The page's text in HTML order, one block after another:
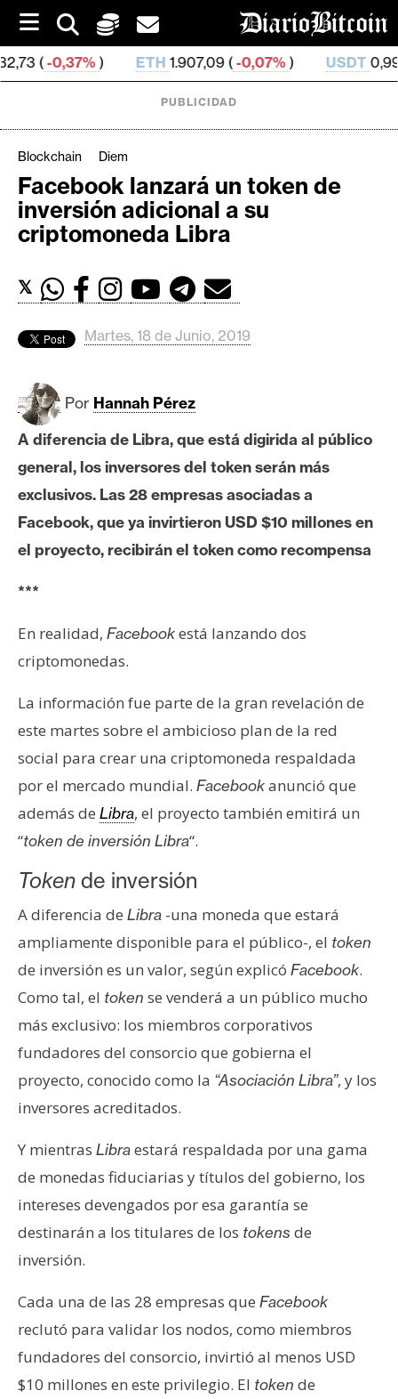
i
p
t
o
ETH1.907,09 ( -0,07%) USDT0,999 182 ( 0,0%)
C
r
i
M
c
d
o
s
B
o
i
t
h
e
r
u
I
A
A
n
l
s
i
s
N
t
a
s
d
PUBLICIDAD
Blockchain Diem
Facebook lanzará un token de
inversión adicional a su
criptomoneda Libra
𝕏
Martes, 18 de Junio, 2019
Por Hannah Pérez
A diferencia de Libra, que está digirida al público
general, los inversores del token serán más
exclusivos. Las 28 empresas asociadas a
Facebook, que ya invirtieron USD $10 millones en
el proyecto, recibirán el token como recompensa
***
En realidad, Facebookestá lanzando dos
criptomonedas.
La información fue parte de la gran revelación de
este martes sobre el ambicioso plan de la red
social para crear una criptomoneda respaldada
por el mercado mundial. Facebookanunció que
además de Libra, el proyecto también emitirá un
“token de inversión Libra“.
Token de inversión
A diferencia de Libra -una moneda que estará
ampliamente disponible para el público-, el token
de inversión es un valor, según explicó Facebook.
Como tal, el token se venderá a un público mucho
más exclusivo: los miembros corporativos
fundadores del consorcio que gobierna el
proyecto, conocido como la “Asociación Libra”, y los
inversores acreditados.
Y mientras Libraestará respaldada por una gama
de monedas fiduciarias y títulos del gobierno, los
intereses devengados por esa garantía se
destinarán a los titulares de los tokens de
inversión.
Cada una de las 28 empresas que Facebook
reclutó para validar los nodos, como miembros
fundadores del consorcio, invirtió al menos USD
$10 millones en este privilegio. El token de